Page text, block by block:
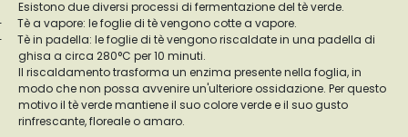
Esistono due diversi processi di fermentazione del tè verde.
Tè a vapore: le foglie di tè vengono cotte a vapore.
Tè in padella: le foglie di tè vengono riscaldate in una padella di
ghisa a circa 280°C per 10 minuti.
Il riscaldamento trasforma un enzima presente nella foglia, in
modo che non possa avvenire un'ulteriore ossidazione. Per questo
motivo il tè verde mantiene il suo colore verde e il suo gusto
rinfrescante, floreale o amaro.